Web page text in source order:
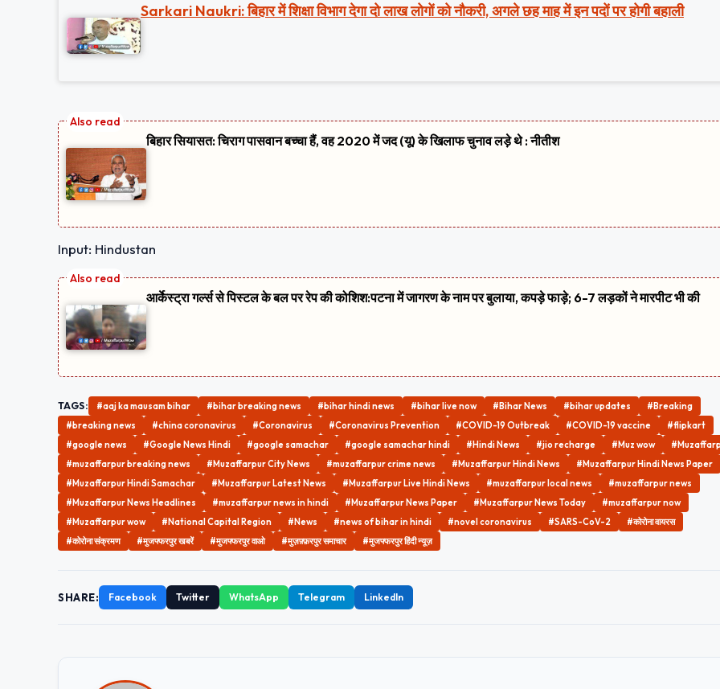
Sarkari Naukri: बिहार में शिक्षा विभाग देगा दो लाख लोगों को नौकरी, अगले छह माह में इन पदों पर होगी बहाली
बिहार सियासत: चिराग पासवान बच्चा हैं, वह 2020 में जद (यू) के खिलाफ चुनाव लड़े थे : नीतीश
Input: Hindustan
आर्केस्ट्रा गर्ल्स से पिस्टल के बल पर रेप की कोशिश:पटना में जागरण के नाम पर बुलाया, कपड़े फाड़े; 6-7 लड़कों ने मारपीट भी की
TAGS: #aaj ka mausam bihar #bihar breaking news #bihar hindi news #bihar live now #Bihar News #bihar updates
#Breaking
#breaking news
#china coronavirus #Coronavirus #Coronavirus Prevention #COVID-19 Outbreak #COVID-19 vaccine
#flipkart
#google news
#Google News Hindi #google samachar #google samachar hindi #Hindi News #jio recharge #Muz wow
#muzaffarpur breaking news
#Muzaffarpur City News #muzaffarpur crime news #Muzaffarpur Hindi News
#Muzaffarpur Hindi News Paper
#Muzaffarpur Hindi Samachar
#Muzaffarpur Latest News #Muzaffarpur Live Hindi News #muzaffarpur local news
#muzaffarpur news
#Muzaffarpur News Headlines
#muzaffarpur news in hindi #Muzaffarpur News Paper #Muzaffarpur News Today
#muzaffarpur now
#Muzaffarpur wow
#National Capital Region #News #news of bihar in hindi #novel coronavirus #SARS-CoV-2
#कोरोना वायरस
#कोरोना संक्रमण
#मुजफ्फरपुर खबरें #मुजफ्फरपुर वाओ #मुज़फ़्फ़रपुर समाचार #मुजफ्फरपुर हिंदी न्यूज़
SHARE: Facebook Twitter WhatsApp Telegram LinkedIn